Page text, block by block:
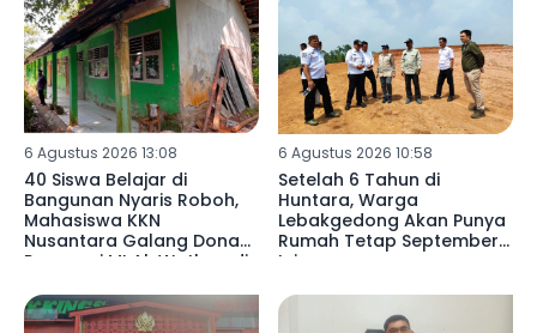
6 Agustus 2026 13:08
40 Siswa Belajar di
Bangunan Nyaris Roboh,
Mahasiswa KKN
Nusantara Galang Donasi
Renovasi MI Al-Wathon di
6 Agustus 2026 10:58
Setelah 6 Tahun di
Huntara, Warga
Lebakgedong Akan Punya
Rumah Tetap September
Ini